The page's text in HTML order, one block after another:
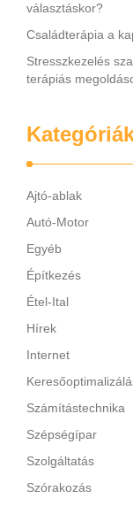
választáskor?
Családterápia a
Stresszkezelés
terápiás
Ajtó-ablak
Autó-Motor
Egyéb
Építkezés
Étel-Ital
Hírek
Internet
Számítástechnika
Szépségípar
Szolgáltatás
Szórakozás